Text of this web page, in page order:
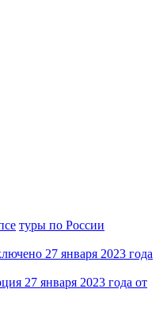
туры по России
27 января 2023 года
27 января 2023 года от